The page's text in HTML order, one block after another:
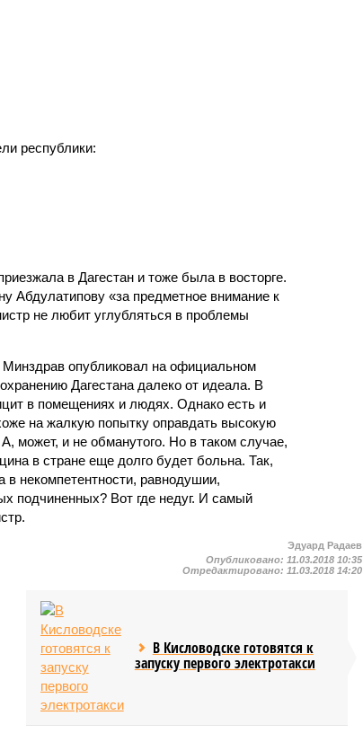
республики:
в Дагестан и тоже была в восторге.
Абдулатипову «за предметное внимание к
не любит углубляться в проблемы
опубликовал на официальном
Дагестана далеко от идеала. В
в помещениях и людях. Однако есть и
на жалкую попытку оправдать высокую
может, и не обманутого. Но в таком случае,
в стране еще долго будет больна. Так,
некомпетентности, равнодушии,
подчиненных? Вот где недуг. И самый
Эдуард Радаев
Опубликовано: 11.03.2018 10:35
Отредактировано: 11.03.2018 14:20
В Кисловодске готовятся к
запуску первого электротакси